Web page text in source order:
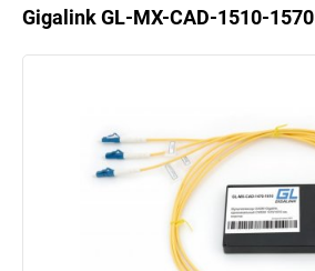
Gigalink GL-MX-CAD-1510-1570